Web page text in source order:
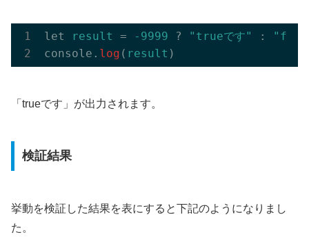
let result = -9999 ? "trueです" :
console. log ( result
「trueです」が出力されます。
検証結果
挙動を検証した結果を表にすると下記のようになりまし
た。